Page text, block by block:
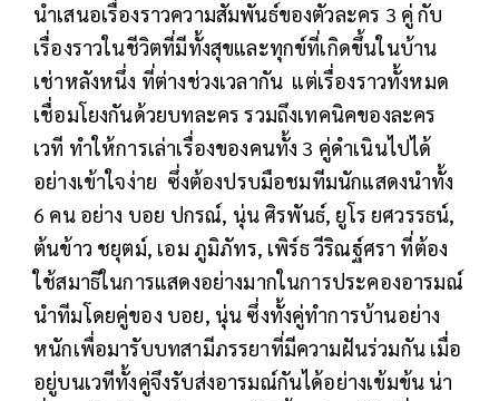
นำเสนอเรื่องราวความสัมพันธ์ของตัวละคร 3 คู่ กับ
เรื่องราวในชีวิตที่มีทั้งสุขและทุกข์ที่เกิดขึ้นในบ้าน
เช่าหลังหนึ่ง ที่ต่างช่วงเวลากัน แต่เรื่องราวทั้งหมด
เชื่อมโยงกันด้วยบทละคร รวมถึงเทคนิคของละคร
เวที ทำให้การเล่าเรื่องของคนทั้ง 3 คู่ดำเนินไปได้
อย่างเข้าใจง่าย ซึ่งต้องปรบมือชมทีมนักแสดงนำทั้ง
6 คน อย่าง บอย ปกรณ์, นุ่น ศิรพันธ์, ยูโร ยศวรรธน์,
ต้นข้าว ชยุตม์, เอม ภูมิภัทร, เพิร์ธ วีริณฐ์ศรา ที่ต้อง
ใช้สมาธิในการแสดงอย่างมากในการประคองอารมณ์
นำทีมโดยคู่ของ บอย, นุ่น ซึ่งทั้งคู่ทำการบ้านอย่าง
หนักเพื่อมารับบทสามีภรรยาที่มีความฝันร่วมกัน เมื่อ
อยู่บนเวทีทั้งคู่จึงรับส่งอารมณ์กันได้อย่างเข้มข้น น่า